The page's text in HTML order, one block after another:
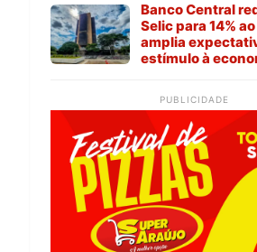
Banco Central
Selic para 14%
amplia
estímulo à
PUBLICIDADE